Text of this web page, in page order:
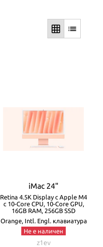
grid_on list
iMac 24"
Retina 4.5K Display с Apple M4
с 10-Core CPU, 10-Core GPU,
16GB RAM, 256GB SSD
Orange, Intl. Engl. клавиатура
Не е наличен
z1ev